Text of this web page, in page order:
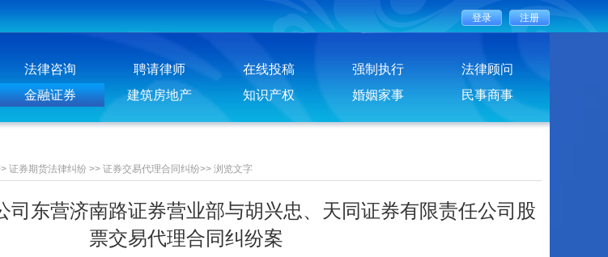
法律咨询 聘请律师 在线投稿 强制执行
法律顾问
金融证券 建筑房地产 知识产权 婚姻家事 民事商事
证券期货法律纠纷 >> 证券交易代理合同纠纷>> 浏览文字
司东营济南路证券营业部与胡兴忠、天同证券有限责任公司股
票交易代理合同纠纷案